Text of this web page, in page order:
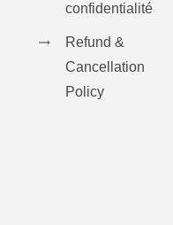
confidentialité
Refund &
Cancellation
Policy